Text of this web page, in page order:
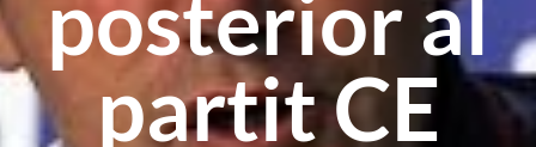
posterior al
partit CE